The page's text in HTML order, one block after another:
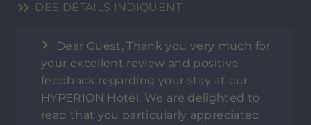
DES DÉTAILS INDIQUENT
Dear Guest, Thank you very much for
your excellent review and positive
feedback regarding your stay at our
HYPERION Hotel. We are delighted to
read that you particularly appreciated